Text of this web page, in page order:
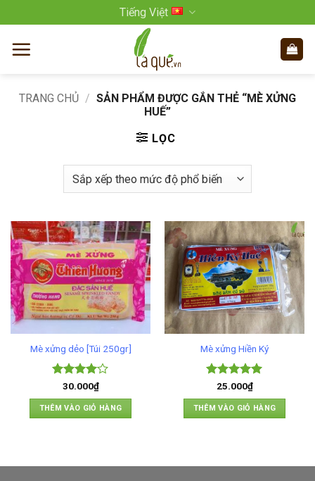
qua
nội
Tiếng Việt
TRANG CHỦ / SẢN PHẨM ĐƯỢC GẮN THẺ “MÈ XỬNG
HUẾ”
LỌC
Mè xửng dẻo [Túi 250gr]
Được
xếp hạng
45 sao
30.000₫
THÊM VÀO GIỎ HÀNG
Mè xửng Hiền Ký
Được xếp
hạng55
sao
25.000₫
THÊM VÀO GIỎ HÀNG